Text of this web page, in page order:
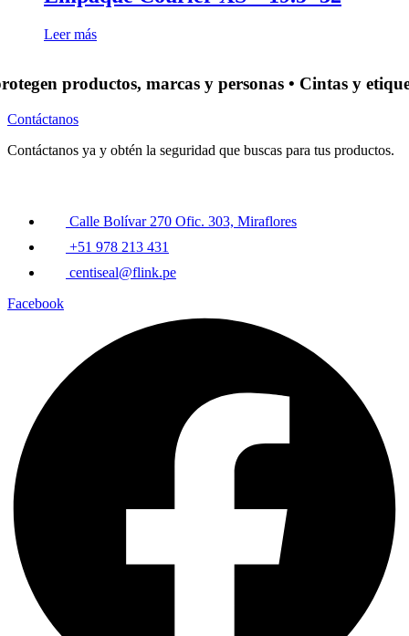
Leer más
productos, marcas y personas • Cintas y
Contáctanos
Contáctanos ya y obtén la seguridad que buscas para tus productos.
Calle Bolívar 270 Ofic. 303, Miraflores
+51 978 213 431
centiseal@flink.pe
Facebook